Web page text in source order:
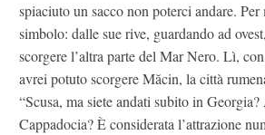
spiaciuto un sacco non poterci andare. Per
simbolo: dalle sue rive, guardando ad
scorgere l’altra parte del Mar Nero. Lì,
avrei potuto scorgere Măcin, la città
“Scusa, ma siete andati subito in Georgia?
Cappadocia? È considerata l’attrazione